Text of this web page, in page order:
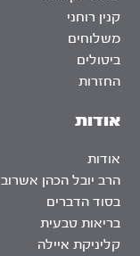
אודות
אודות
הרב יובל הכהן אשרוב
בסוד הדברים
בריאות טבעית
קליניקת איילה
קנין רוחני
משלוחים
ביטולים
החזרות